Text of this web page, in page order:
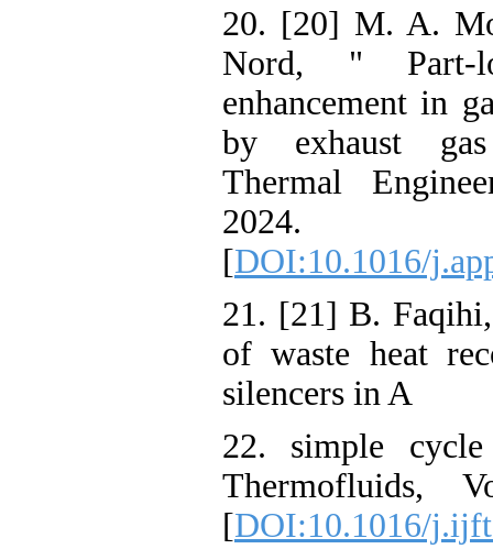
20. [20] M.
Nord, "
enhancement
by exhaust
Thermal
2024.
[DOI:10.1016/
21. [21] B.
of waste heat
silencers in A
22. simple
[DOI:10.1016/